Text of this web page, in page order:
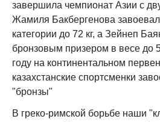
завершила чемпионат Азии с
Жамиля Бакбергенова
категории до 72 кг, а Зейнеп
бронзовым призером в весе до
году на континентальном
казахстанские спортсменки
"бронзы"
В греко-римской борьбе наши